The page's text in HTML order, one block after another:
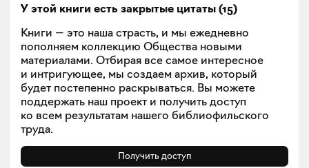
У этой книги есть закрытые цитаты (15)
Книги — это наша страсть, и мы ежедневно
пополняем коллекцию Общества новыми
материалами. Отбирая все самое интересное
и интригующее, мы создаем архив, который
будет постепенно раскрываться. Вы можете
поддержать наш проект и получить доступ
ко всем результатам нашего библиофильского
труда.
Получить доступ